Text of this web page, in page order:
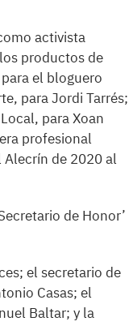
activista
productos de
el bloguero
para Jordi Tarrés;
para Xoan
profesional
de 2020 al
de Honor’
el secretario de
Casas; el
Baltar; y la